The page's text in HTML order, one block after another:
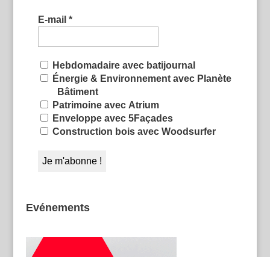
E-mail *
Hebdomadaire avec batijournal
Énergie & Environnement avec Planète
Bâtiment
Patrimoine avec Atrium
Enveloppe avec 5Façades
Construction bois avec Woodsurfer
Evénements